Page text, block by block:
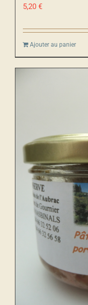
5,20 €
Ajouter au panier